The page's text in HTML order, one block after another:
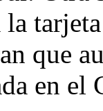
que
en el